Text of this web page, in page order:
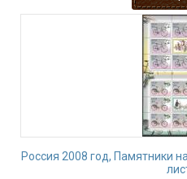
Россия 2008 год, Памятники